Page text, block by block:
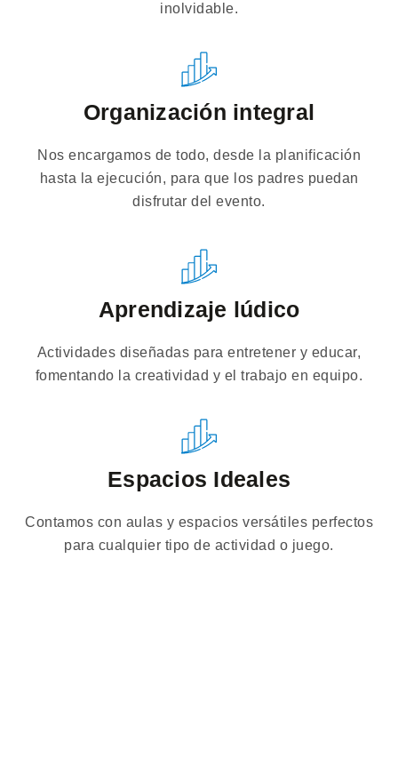
Aprendizaje lúdico
Actividades diseñadas para entretener y educar,
fomentando la creatividad y el trabajo en equipo.
Espacios Ideales
Contamos con aulas y espacios versátiles perfectos
para cualquier tipo de actividad o juego.
inolvidable.
Organización integral
Nos encargamos de todo, desde la planificación
hasta la ejecución, para que los padres puedan
disfrutar del evento.